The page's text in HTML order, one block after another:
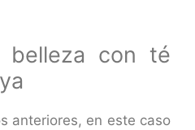
belleza con té
anteriores, en este caso